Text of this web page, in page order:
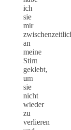
ich
sie
mir
an
meine
Stirn
geklebt,
um
sie
nicht
wieder
zu
verlieren